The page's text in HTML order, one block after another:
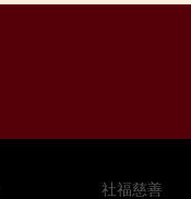
社福慈善